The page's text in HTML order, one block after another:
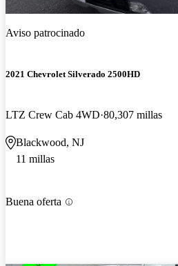
Aviso patrocinado
2021 Chevrolet Silverado 2500HD
LTZ Crew Cab 4WD 80,307 millas
Blackwood, NJ
11 millas
Buena oferta